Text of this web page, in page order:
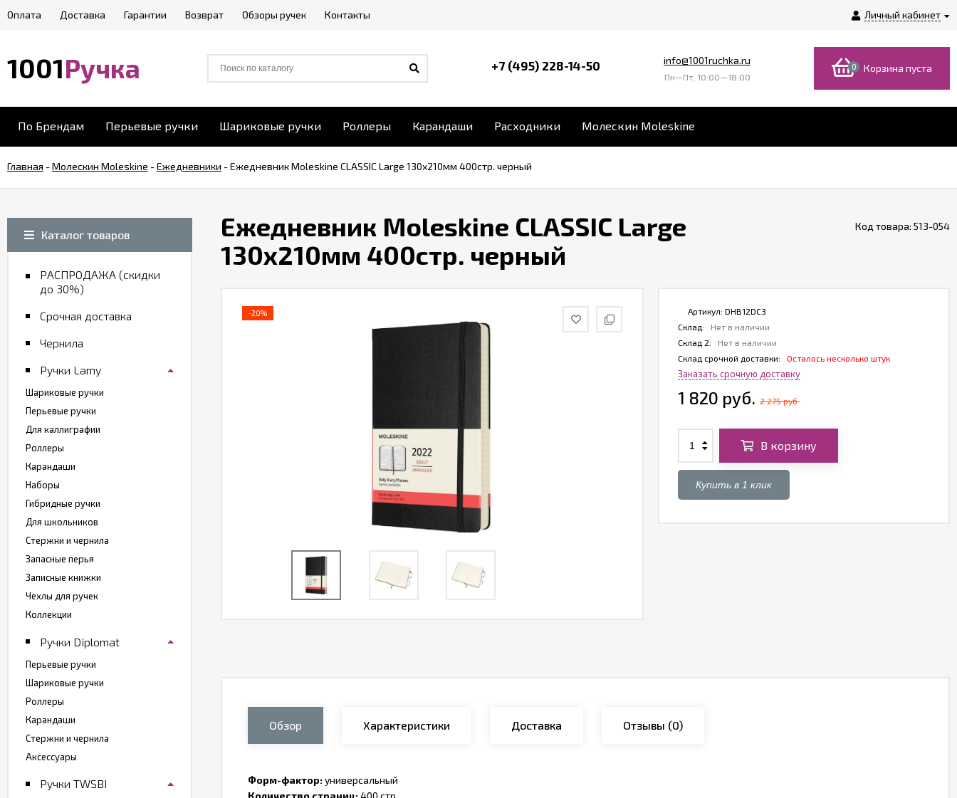
Личный кабинет
Оплата Доставка Гарантии Возврат Обзоры ручек Контакты
1001Ручка +7 (495) 228-14-50 info@1001ruchka.ru
Пн—Пт, 10:00—18:00
0 Корзина пуста
По Брендам Перьевые ручки Шариковые ручки Роллеры Карандаши Расходники Молескин Moleskine
Главная -Молескин Moleskine -Ежедневники -Ежедневник Moleskine CLASSIC Large 130х210мм 400стр. черный
Ежедневник Moleskine CLASSIC Large
130х210мм 400стр. черный
Код товара: 513-054
-20% Артикул:DHB12DC3
Склад:
Нет в наличии
Склад 2:
Нет в наличии
Склад срочной доставки:
Осталось несколько штук
Заказать срочную доставку
1 820 руб. 2 275 руб.
В корзину
Купить в 1 клик
Обзор Характеристики Доставка Отзывы (0)
Форм-фактор:универсальный
Количество страниц:400 стр
Каталог товаров
РАСПРОДАЖА (скидки
до 30%)
Срочная доставка
Чернила
Ручки Lamy
Шариковые ручки
Перьевые ручки
Для каллиграфии
Роллеры
Карандаши
Наборы
Гибридные ручки
Для школьников
Стержни и чернила
Запасные перья
Записные книжки
Чехлы для ручек
Коллекции
Ручки Diplomat
Перьевые ручки
Шариковые ручки
Роллеры
Карандаши
Стержни и чернила
Аксессуары
Ручки TWSBI